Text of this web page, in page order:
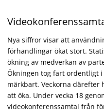
Nya siffror visar att
förhandlingar ökat stort.
ökning av medverkan av
Ökningen tog fart ordentligt
märkbart. Veckorna
att öka. Under vecka 18
videokonferenssamtal från